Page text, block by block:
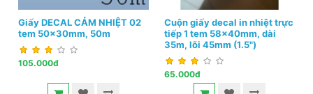
Giấy DECAL CẢM NHIỆT 02
tem 50x30mm, 50m
105.000đ
Cuộn giấy decal in nhiệt trực
tiếp 1 tem 58x40mm, dài
35m, lõi 45mm (1.5")
65.000đ